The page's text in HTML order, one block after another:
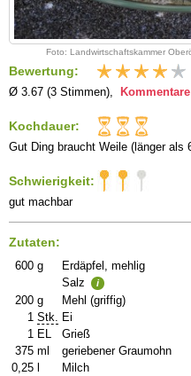
Foto: Landwirtschaftskammer
Bewertung:
Ø 3.67 (3 Stimmen), Kommentare
Kochdauer:
Gut Ding braucht Weile (länger als
Schwierigkeit:
gut machbar
Zutaten:
600 g
Erdäpfel, mehlig
Salz
i
200 g
Mehl (griffig)
1 Stk. Ei
1 EL
Grieß
375 ml
geriebener Graumohn
0,25
Milch